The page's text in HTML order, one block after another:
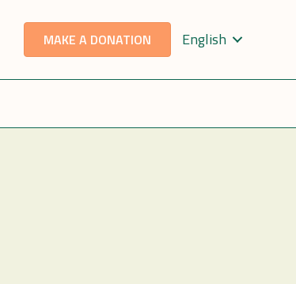
MAKE A DONATION English